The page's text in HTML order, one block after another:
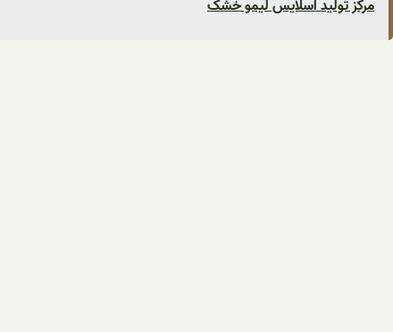
مرکز تولید اسلایس لیمو خشک